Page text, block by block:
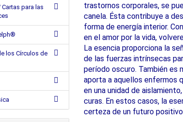
trastornos corporales, se
canela. Ésta contribuye a
forma de energía interior.
en el amor por la vida,
La esencia proporciona la
de las fuerzas intrínsecas
período oscuro. También es
aporta a aquellos enfermos
en una unidad de
curas. En estos casos, la
certeza de un futuro
para las
los Círculos de